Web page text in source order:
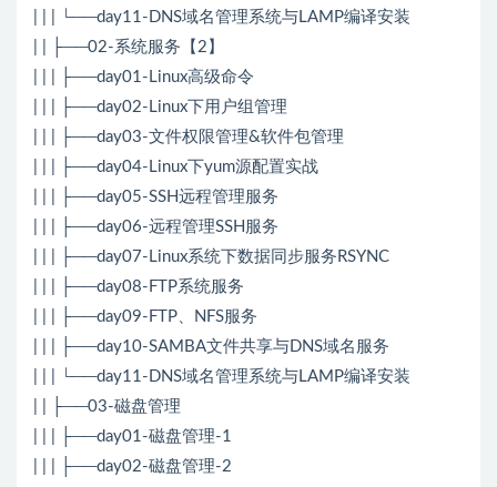
| | | └──day11-DNS域名管理系统与LAMP编译安装
| | ├──02-系统服务【2】
| | | ├──day01-Linux高级命令
| | | ├──day02-Linux下用户组管理
| | | ├──day03-文件权限管理&软件包管理
| | | ├──day04-Linux下yum源配置实战
| | | ├──day05-SSH远程管理服务
| | | ├──day06-远程管理SSH服务
| | | ├──day07-Linux系统下数据同步服务RSYNC
| | | ├──day08-FTP系统服务
| | | ├──day09-FTP、NFS服务
| | | ├──day10-SAMBA文件共享与DNS域名服务
| | | └──day11-DNS域名管理系统与LAMP编译安装
| | ├──03-磁盘管理
| | | ├──day01-磁盘管理-1
| | | ├──day02-磁盘管理-2